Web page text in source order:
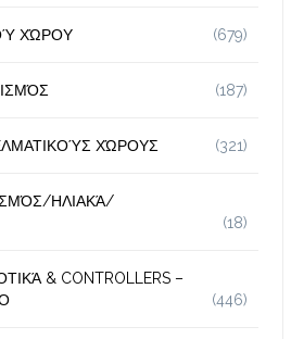
ΧΏΡΟΥ (679)
(187)
ΧΏΡΟΥΣ (321)
ΗΛΙΑΚΆ/
(18)
& CONTROLLERS –
(446)